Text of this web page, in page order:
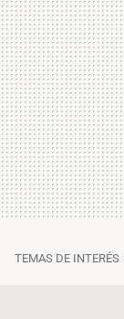
TEMAS DE INTERÉS